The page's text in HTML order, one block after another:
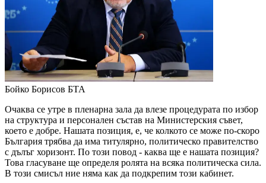
Бойко Борисов БТА
Очаква се утре в пленарна зала да влезе процедурата по избор
на структура и персонален състав на Министерския съвет,
което е добре. Нашата позиция, е, че колкото се може по-скоро
България трябва да има титулярно, политическо правителство
с дълъг хоризонт. По този повод - каква ще е нашата позиция?
Това гласуване ще определя ролята на всяка политическа сила.
В този смисъл ние няма как да подкрепим този кабинет.